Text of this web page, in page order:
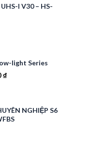
I V30 – HS-
light Series
₫.
₫
là:
4.900.000 ₫.
NGHIỆP S6